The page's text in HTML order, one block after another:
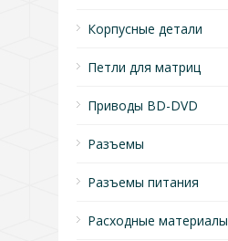
Корпусные детали
Петли для матриц
Приводы BD-DVD
Разъемы
Разъемы питания
Расходные материалы